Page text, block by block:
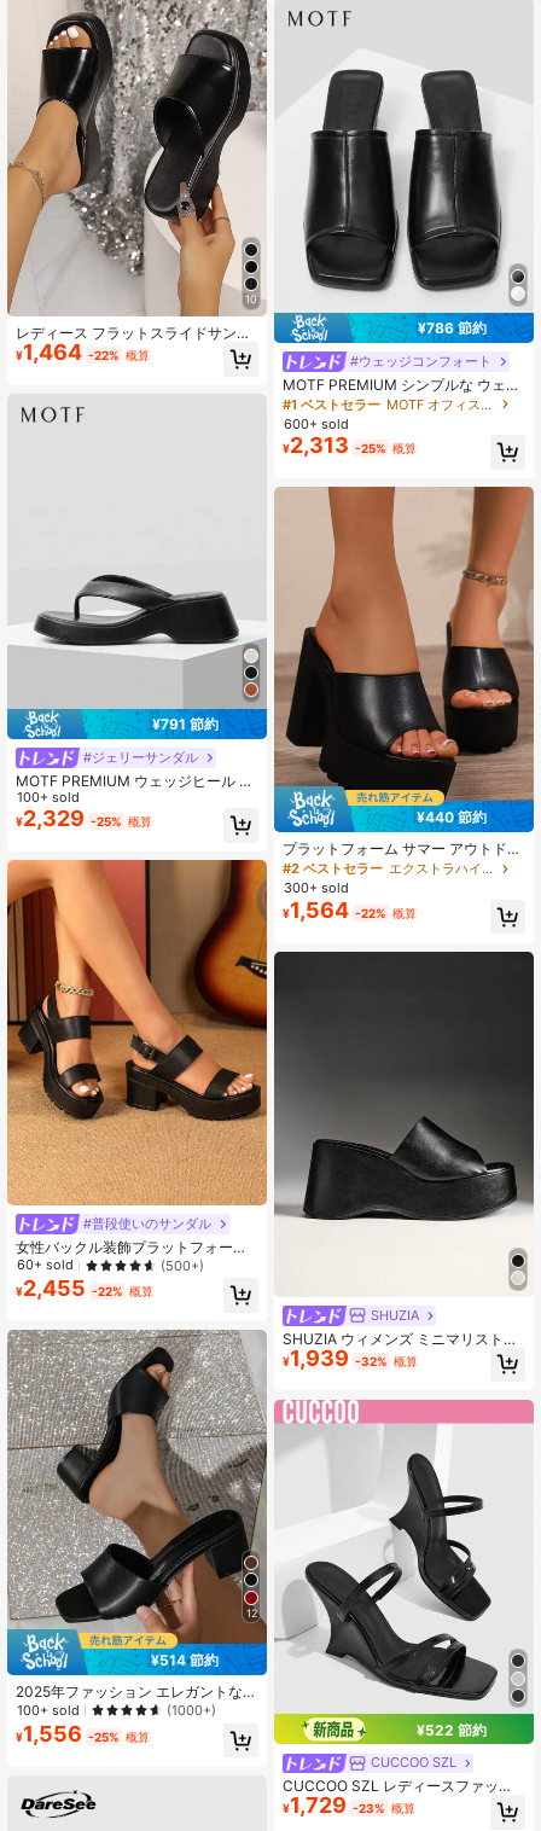
10
レディース フラットスライドサンダ
ル 厚底 カジュアル 快適 夏新作 スリ
ッポンサンダル スクエアトゥ 無地ブ
¥1,464 -22% 概算
¥791 節約
#ジェリーサンダル
MOTF PREMIUM ウェッジヒール プ
ラットフォーム サンダル レディース
ブラック カジュアル バケーション
夏 ハロウィン クリスマス 秋 春 シュ
100+ sold
¥2,329 -25% 概算
#普段使いのサンダル
女性バックル装飾プラットフォーム
チャンキーヒールサンダル、夏用の
エレガントな黒のスリングバックサ
ンダル
60+ sold (500+)
¥2,455 -22% 概算
12
¥514 節約
2025年ファッション エレガントな女
性用ブラックハイヒールシューズ 夏
のファッション 女性用エレガントな
ハイヒールサンダル シンプルなスリ
ル 女性用シューズ
100+ sold (1000+)
¥1,556 -25% 概算
¥786 節約
#ウェッジコンフォート
MOTF PREMIUM シンプルな ウェッ
ジヒール プラットフォーム サンダル
ウィメンズ、バケーション シュー
ズ、夏 ハロウィン クリスマス 春 シ
ューズ
#1 ベストセラー
MOTF オフィスシューズ
600+ sold
¥2,313 -25% 概算
¥440 節約
プラットフォーム サマー アウトドア
ウェア 12cm 超ハイヒール 厚底 スト
ラップ パーティーサンダル
#2 ベストセラー
エクストラハイ ヒール
300+ sold
¥1,564 -22% 概算
SHUZIA
SHUZIA ウィメンズ ミニマリスト厚
底スリッポンサンダル
¥1,939 -32% 概算
¥522 節約
CUCCOO SZL
CUCCOO SZL レディースファッシ
ョンサンダル、プロムウェッジ、夏
休みシューズ、エレガントで多用
¥1,729 -23% 概算